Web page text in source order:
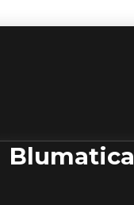
Blumatica